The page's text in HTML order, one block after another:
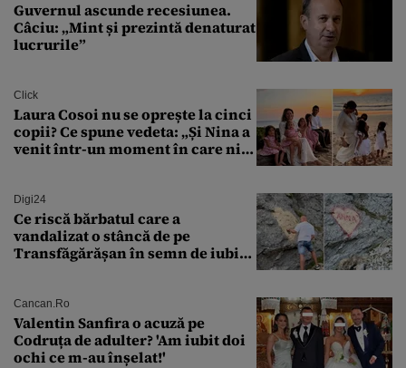
Guvernul ascunde recesiunea.
Câciu: „Mint și prezintă denaturat
lucrurile”
Click
Laura Cosoi nu se oprește la cinci
copii? Ce spune vedeta: „Și Nina a
venit într-un moment în care nici
Digi24
Ce riscă bărbatul care a
vandalizat o stâncă de pe
Transfăgărășan în semn de iubire
Cancan.ro
Valentin Sanfira o acuză pe
Codruța de adulter? 'Am iubit doi
ochi ce m-au înșelat!'